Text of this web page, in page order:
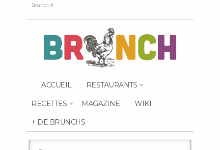
Brunch.fr
ACCUEIL RESTAURANTS
RECETTES MAGAZINE WIKI
+ DE BRUNCHS